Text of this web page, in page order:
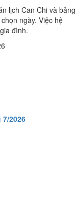
lịch Can Chi và bảng
ngày. Việc hệ
đình.
7/2026